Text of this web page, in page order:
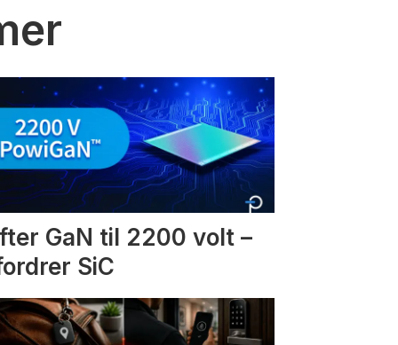
GaN til 2200 volt –
SiC